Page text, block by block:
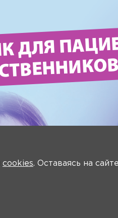
cookies. Оставаясь на